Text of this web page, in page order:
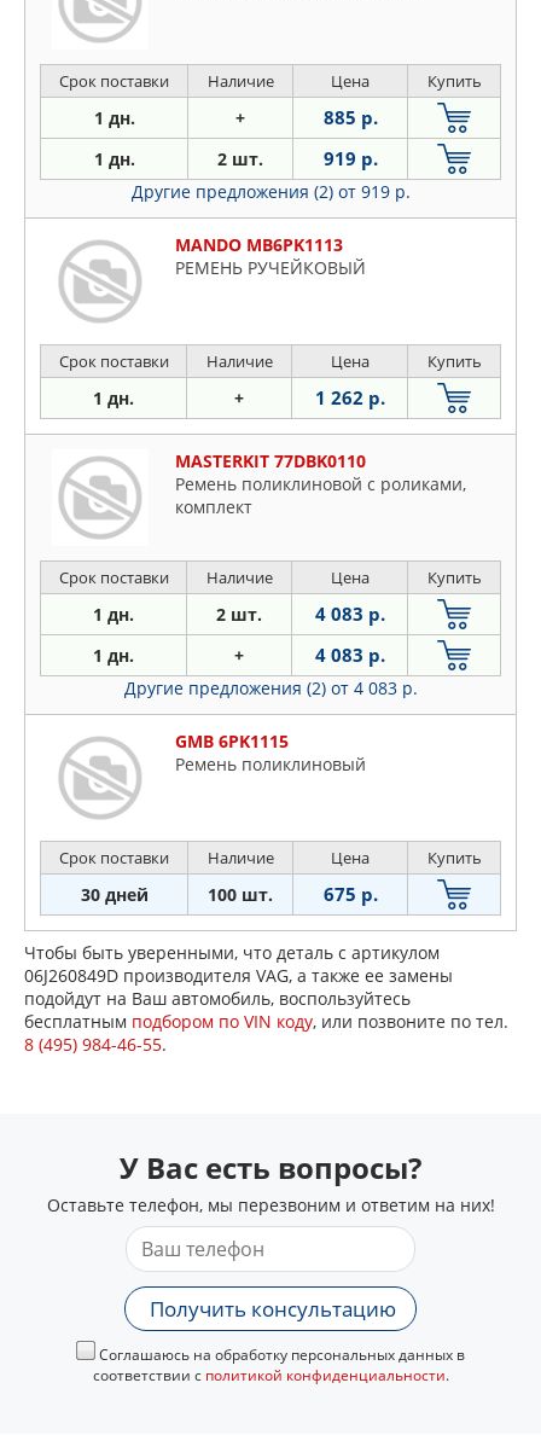
Срок поставки Наличие Цена Купить
1 дн. + 885 р.
1 дн. 2 шт. 919 р.
Другие предложения (2) от 919 р.
MANDO MB6PK1113
РЕМЕНЬ РУЧЕЙКОВЫЙ
Срок поставки Наличие Цена Купить
1 дн. + 1 262 р.
MASTERKIT 77DBK0110
Ремень поликлиновой с роликами,
комплект
Срок поставки Наличие Цена Купить
1 дн. 2 шт. 4 083 р.
1 дн. + 4 083 р.
Другие предложения (2) от 4 083 р.
GMB 6PK1115
Ремень поликлиновый
Срок поставки Наличие Цена Купить
30 дней 100 шт. 675 р.
Чтобы быть уверенными, что деталь с артикулом
06J260849D производителя VAG, а также ее замены
подойдут на Ваш автомобиль, воспользуйтесь
бесплатным подбором по VIN коду, или позвоните по тел.
8 (495) 984-46-55.
У Вас есть вопросы?
Оставьте телефон, мы перезвоним и ответим на них!
Получить консультацию
Соглашаюсь на обработку персональных данных в
соответствии с политикой конфиденциальности.